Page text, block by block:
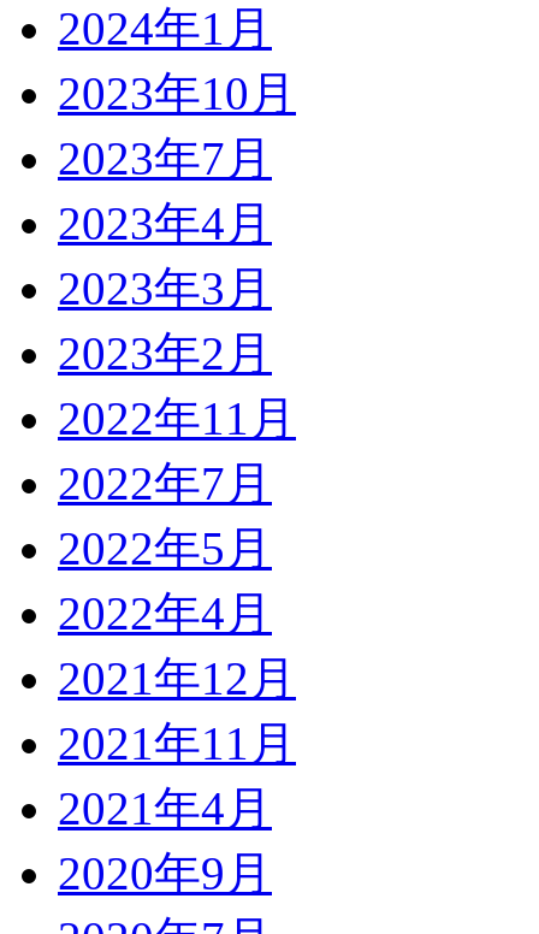
2024年1月
2023年10月
2023年7月
2023年4月
2023年3月
2023年2月
2022年11月
2022年7月
2022年5月
2022年4月
2021年12月
2021年11月
2021年4月
2020年9月